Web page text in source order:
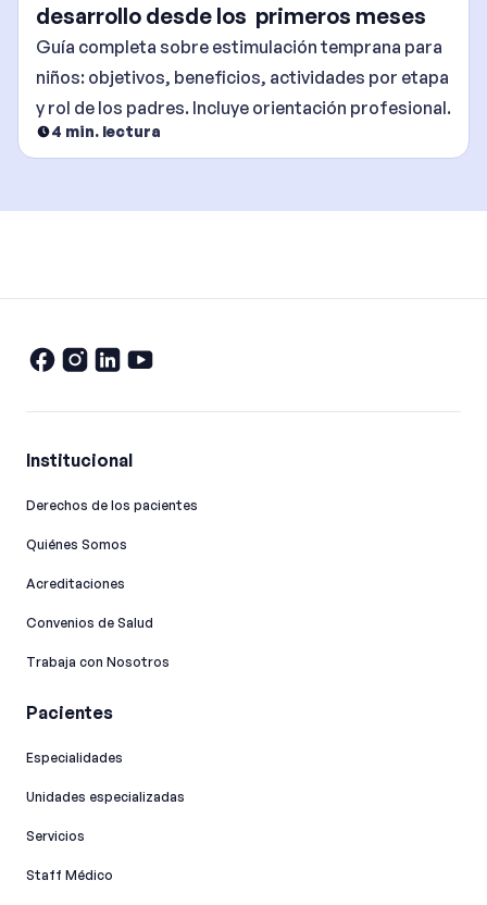
desarrollo desde los primeros meses
Guía completa sobre estimulación temprana para
niños: objetivos, beneficios, actividades por etapa
y rol de los padres. Incluye orientación profesional.
4 min. lectura
Institucional
Derechos de los pacientes
Quiénes Somos
Acreditaciones
Convenios de Salud
Trabaja con Nosotros
Pacientes
Especialidades
Unidades especializadas
Servicios
Staff Médico